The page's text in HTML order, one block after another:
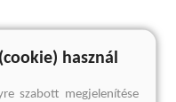
nincs találat
használ
szabott megjelenítése